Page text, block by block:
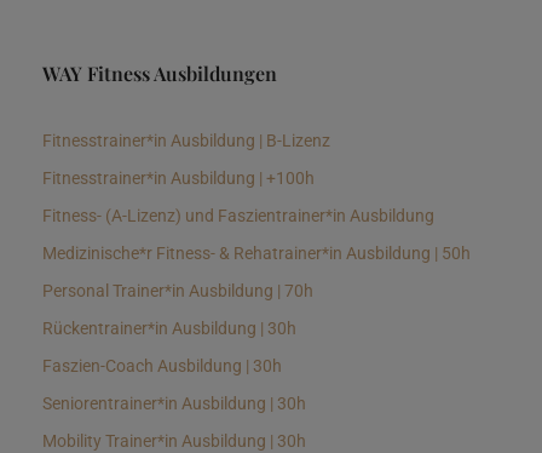
WAY Fitness Ausbildungen
Fitnesstrainer*in Ausbildung | B-Lizenz
Fitnesstrainer*in Ausbildung | +100h
Fitness- (A-Lizenz) und Faszientrainer*in Ausbildung
Medizinische*r Fitness- & Rehatrainer*in Ausbildung | 50h
Personal Trainer*in Ausbildung | 70h
Rückentrainer*in Ausbildung | 30h
Faszien-Coach Ausbildung | 30h
Seniorentrainer*in Ausbildung | 30h
Mobility Trainer*in Ausbildung | 30h